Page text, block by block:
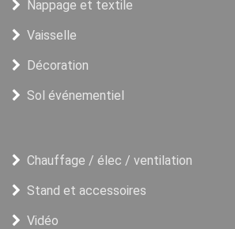
Nappage et textile
Vaisselle
Décoration
Sol événementiel
Chauffage / élec / ventilation
Stand et accessoires
Vidéo